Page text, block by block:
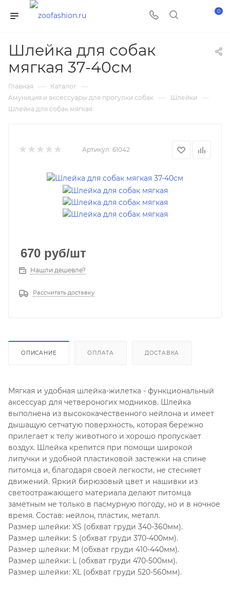
0
Шлейка для собак
мягкая 37-40см
Главная — Каталог —
Амуниция и аксессуары для прогулки собак — Шлейки —
Шлейка для собак мягкая
Артикул: 61042
670 руб/шт
Нашли дешевле?
Рассчитать доставку
ОПИСАНИЕ ОПЛАТА ДОСТАВКА
Мягкая и удобная шлейка-жилетка - функциональный
аксессуар для четвероногих модников. Шлейка
выполнена из высококачественного нейлона и имеет
дышащую сетчатую поверхность, которая бережно
прилегает к телу животного и хорошо пропускает
воздух. Шлейка крепится при помощи широкой
липучки и удобной пластиковой застежки на спине
питомца и, благодаря своей легкости, не стесняет
движений. Яркий бирюзовый цвет и нашивки из
светоотражающего материала делают питомца
заметным не только в пасмурную погоду, но и в ночное
время. Состав: нейлон, пластик, металл.
Размер шлейки: XS (обхват груди 340-360мм).
Размер шлейки: S (обхват груди 370-400мм).
Размер шлейки: M (обхват груди 410-440мм).
Размер шлейки: L (обхват груди 470-500мм).
Размер шлейки: XL (обхват груди 520-560мм).